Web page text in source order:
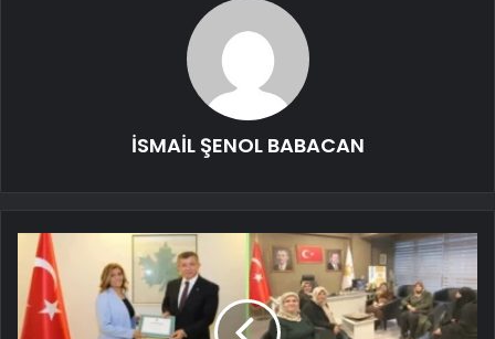
İSMAİL ŞENOL BABACAN